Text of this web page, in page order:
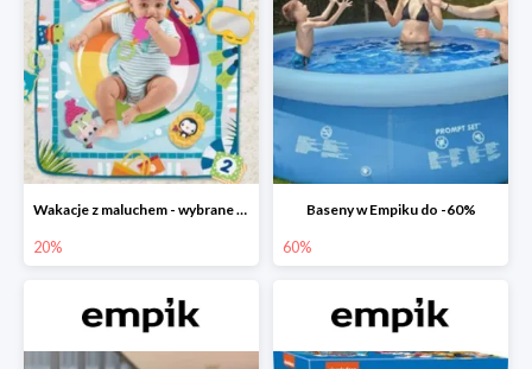
Wakacje z maluchem - wybrane zabawki Fisher-Price w Empiku-20%
20%
Baseny w Empiku do -60%
60%